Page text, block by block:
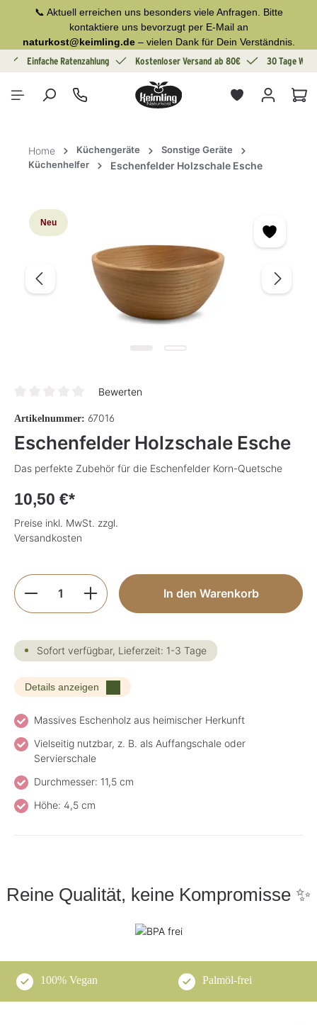
springen
📞 Aktuell erreichen uns besonders viele Anfragen. Bitte
kontaktiere uns bevorzugt per E-Mail an
naturkost@keimling.de– vielen Dank für Dein Verständnis.
Einfache Ratenzahlung Kostenloser Versand ab 80€ 30 Tage
Home Küchengeräte
Sonstige Geräte
Küchenhelfer
Eschenfelder Holzschale Esche
Neu
Bewerten
Artikelnummer: 67016
Eschenfelder Holzschale Esche
Das perfekte Zubehör für die Eschenfelder Korn-Quetsche
10,50 €*
Preise inkl. MwSt. zzgl.
Versandkosten
Produkt Anzahl: Gib den gewünschten
In den Warenkorb
Sofort verfügbar, Lieferzeit: 1-3 Tage
Details anzeigen
Massives Eschenholz aus heimischer Herkunft
Vielseitig nutzbar, z. B. als Auffangschale oder
Servierschale
Durchmesser: 11,5 cm
Höhe: 4,5 cm
Reine Qualität, keine Kompromisse ✨
100% Vegan Palmöl-frei